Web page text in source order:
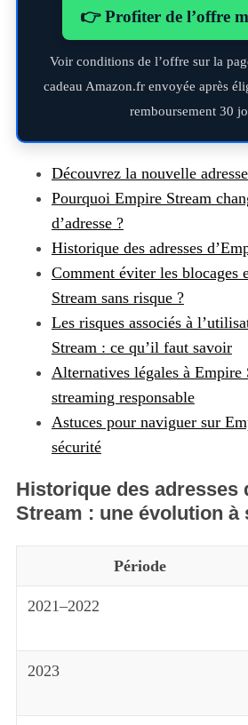
👉 Profiter de l’offre
Voir conditions de l’offre sur la
cadeau Amazon.fr envoyée après
remboursement 30
Découvrez la nouvelle
Pourquoi Empire Stream
d’adresse ?
Historique des adresses
Comment éviter les blocages
Stream sans risque ?
Les risques associés à
Stream : ce qu’il faut savoir
Alternatives légales à Empire
streaming responsable
Astuces pour naviguer sur
sécurité
Historique des adresses
Stream : une évolution à
Période
2021–2022
2023